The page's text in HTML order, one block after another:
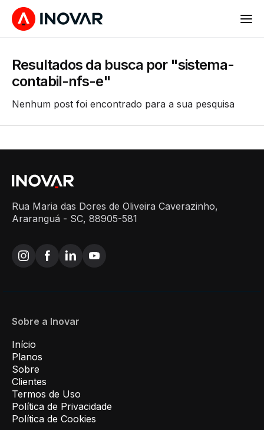
Resultados da busca por "sistema-
contabil-nfs-e"
Nenhum post foi encontrado para a sua pesquisa
Rua Maria das Dores de Oliveira Caverazinho,
Araranguá - SC, 88905-581
Sobre a Inovar
Início
Planos
Sobre
Clientes
Termos de Uso
Política de Privacidade
Política de Cookies